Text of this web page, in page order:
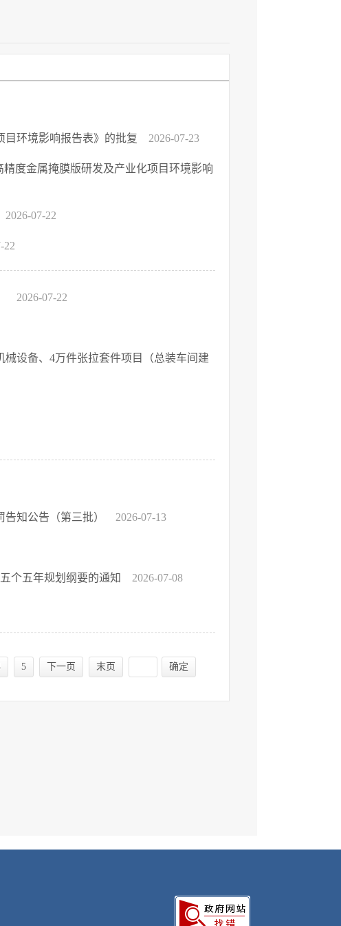
目环境影响报告表》的批复 2026-07-23
度金属掩膜版研发及产业化项目环境影响
2026-07-22
22
2026-07-22
设备、4万件张拉套件项目（总装车间建
知公告（第三批） 2026-07-13
个五年规划纲要的通知 2026-07-08
5 下一页 末页 确定